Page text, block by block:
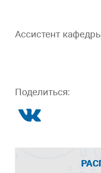
Ассистент
Поделиться: